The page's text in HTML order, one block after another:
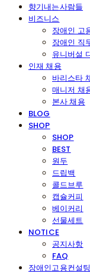
향기내는사람들
비즈니스
장애인 고
장애인 직
유니버설
인재 채용
바리스타
매니저 채
본사 채용
BLOG
SHOP
SHOP
BEST
원두
드립백
콜드브루
캡슐커피
베이커리
선물세트
NOTICE
공지사항
FAQ
장애인고용컨설팅